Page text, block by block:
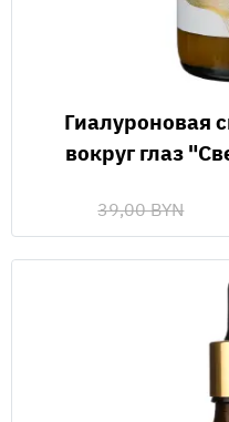
Гиалуроновая сыворотка для кожи
вокруг глаз
39,00 BYN